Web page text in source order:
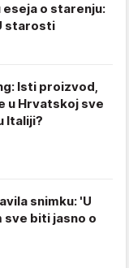
o starenju:
starosti
Isti proizvod,
u Hrvatskoj sve
Italiji?
snimku: 'U
sve biti jasno o